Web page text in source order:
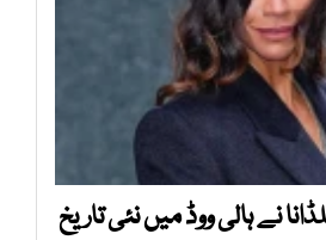
نے ہالی ووڈ میں نئی تاریخ